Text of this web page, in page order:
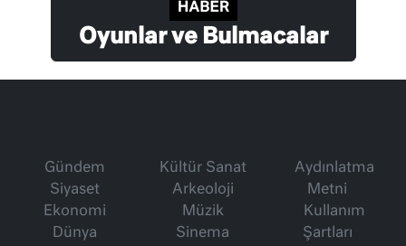
Oyunlar ve Bulmacalar
Gündem
Siyaset
Ekonomi
Dünya
Kültür Sanat
Arkeoloji
Müzik
Sinema
Aydınlatma
Metni
Kullanım
Şartları